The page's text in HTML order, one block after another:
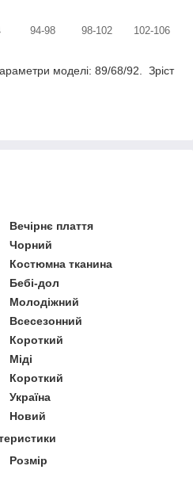
94-98 98-102 102-106
моделі: 89/68/92. Зріст
Вечірнє плаття
Чорний
Костюмна тканина
Бебі-дол
Молодіжний
Всесезонний
Короткий
Міді
Короткий
Україна
Новий
Розмір